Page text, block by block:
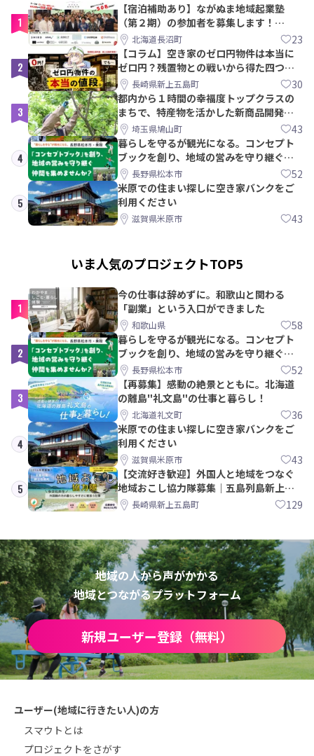
1
【宿泊補助あり】ながぬま地域起業塾
（第２期）の参加者を募集します！
【8/21〆】
北海道長沼町 23
2
【コラム】空き家のゼロ円物件は本当に
ゼロ円？残置物との戦いから得た四つの
教訓｜新上五島町
長崎県新上五島町 30
3
都内から１時間の幸福度トップクラスの
まちで、特産物を活かした新商品開発＆
PRメンバー募集！
埼玉県鳩山町 43
4
暮らしを守るが観光になる。コンセプト
ブックを創り、地域の営みを守り継ぐ仲
間を集めませんか？
長野県松本市 52
5
米原での住まい探しに空き家バンクをご
利用ください
滋賀県米原市 43
いま人気のプロジェクトTOP5
1
今の仕事は辞めずに。和歌山と関わる
「副業」という入口ができました
和歌山県 58
2
暮らしを守るが観光になる。コンセプト
ブックを創り、地域の営みを守り継ぐ仲
間を集めませんか？
長野県松本市 52
3
【再募集】感動の絶景とともに。北海道
の離島"礼文島"の仕事と暮らし！
北海道礼文町 36
4
米原での住まい探しに空き家バンクをご
利用ください
滋賀県米原市 43
5
【交流好き歓迎】外国人と地域をつなぐ
地域おこし協力隊募集｜五島列島新上五
島町長崎県新上五島町 129
地域の人から声がかかる
地域とつながるプラットフォーム
新規ユーザー登録（無料）
ユーザー(地域に行きたい人)の方
スマウトとは
プロジェクトをさがす